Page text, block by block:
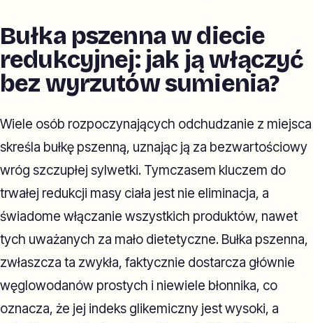
Bułka pszenna w diecie
redukcyjnej: jak ją włączyć
bez wyrzutów sumienia?
Wiele osób rozpoczynających odchudzanie z miejsca
skreśla bułkę pszenną, uznając ją za bezwartościowy
wróg szczupłej sylwetki. Tymczasem kluczem do
trwałej redukcji masy ciała jest nie eliminacja, a
świadome włączanie wszystkich produktów, nawet
tych uważanych za mało dietetyczne. Bułka pszenna,
zwłaszcza ta zwykła, faktycznie dostarcza głównie
węglowodanów prostych i niewiele błonnika, co
oznacza, że jej indeks glikemiczny jest wysoki, a